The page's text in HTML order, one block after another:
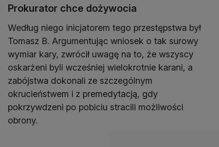
Prokurator chce dożywocia
Według niego inicjatorem tego przestępstwa był
Tomasz B. Argumentując wniosek o tak surowy
wymiar kary, zwrócił uwagę na to, że wszyscy
oskarżeni byli wcześniej wielokrotnie karani, a
zabójstwa dokonali ze szczególnym
okrucieństwem i z premedytacją, gdy
pokrzywdzeni po pobiciu stracili możliwości
obrony.